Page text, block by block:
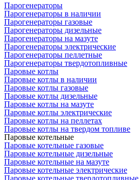
Парогенераторы
Парогенераторы в наличии
Парогенераторы газовые
Парогенераторы дизельные
Парогенераторы на мазуте
Парогенераторы электрические
Парогенераторы пеллетные
Парогенераторы твердотопливные
Паровые котлы
Паровые котлы в наличии
Паровые котлы газовые
Паровые котлы дизельные
Паровые котлы на мазуте
Паровые котлы электрические
Паровые котлы на пеллетах
Паровые котлы на твердом топливе
Паровые котельные
Паровые котельные газовые
Паровые котельные дизельные
Паровые котельные на мазуте
Паровые котельные электрические
Паровые котельные твердотопливные